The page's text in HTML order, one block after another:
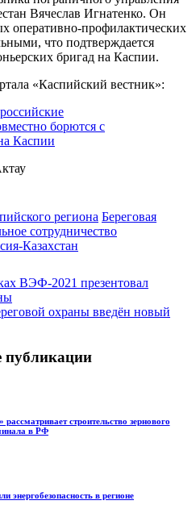
Вячеслав Игнатенко. Он
оперативно-профилактических
что подтверждается
бригад на Каспии.
«Каспийский вестник»:
борются с
Каспии
региона Береговая
сотрудничество
Казахстан
ВЭФ-2021 презентовал
охраны введён новый
публикации
строительство зернового
в РФ
энергобезопасность в регионе